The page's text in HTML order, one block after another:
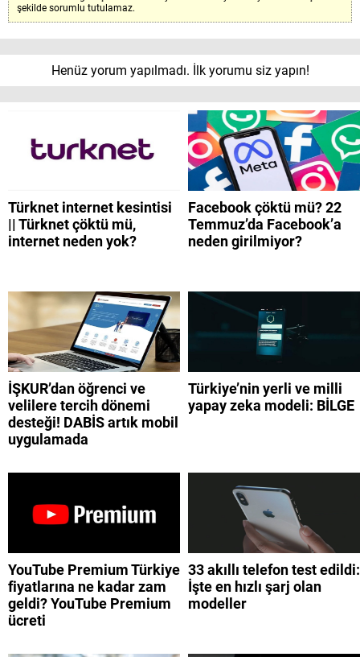
şekilde sorumlu tutulamaz.
Henüz yorum yapılmadı. İlk yorumu siz yapın!
Türknet internet kesintisi
|| Türknet çöktü mü,
internet neden yok?
Facebook çöktü mü? 22
Temmuz’da Facebook’a
neden girilmiyor?
İŞKUR’dan öğrenci ve
velilere tercih dönemi
desteği! DABİS artık mobil
uygulamada
Türkiye’nin yerli ve milli
yapay zeka modeli: BİLGE
YouTube Premium Türkiye
fiyatlarına ne kadar zam
geldi? YouTube Premium
ücreti
33 akıllı telefon test edildi:
İşte en hızlı şarj olan
modeller